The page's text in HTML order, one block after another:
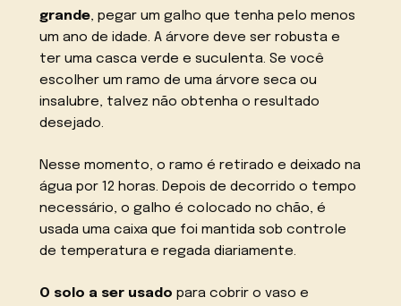
grande, pegar um galho que tenha pelo menos
um ano de idade. A árvore deve ser robusta e
ter uma casca verde e suculenta. Se você
escolher um ramo de uma árvore seca ou
insalubre, talvez não obtenha o resultado
desejado.
Nesse momento, o ramo é retirado e deixado na
água por 12 horas. Depois de decorrido o tempo
necessário, o galho é colocado no chão, é
usada uma caixa que foi mantida sob controle
de temperatura e regada diariamente.
O solo a ser usado para cobrir o vaso e